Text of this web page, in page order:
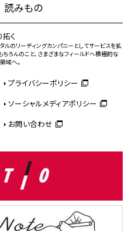
読みもの
く
ルのリーディングカンパニーとしてサービスを拡
ろんのこと、さまざまなフィールドへ積極的な
域へ。
プライバシーポリシー
ソーシャルメディアポリシー
お問い合わせ